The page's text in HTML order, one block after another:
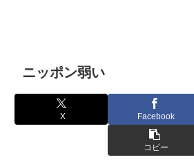
ニッポン弱い
X Facebook
コピー